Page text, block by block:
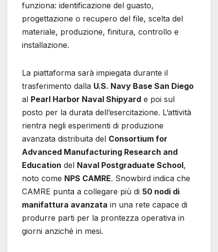
funziona: identificazione del guasto,
progettazione o recupero del file, scelta del
materiale, produzione, finitura, controllo e
installazione.
La piattaforma sarà impiegata durante il
trasferimento dalla U.S. Navy Base San Diego
al Pearl Harbor Naval Shipyard e poi sul
posto per la durata dell’esercitazione. L’attività
rientra negli esperimenti di produzione
avanzata distribuita del Consortium for
Advanced Manufacturing Research and
Education del Naval Postgraduate School,
noto come NPS CAMRE. Snowbird indica che
CAMRE punta a collegare più di 50 nodi di
manifattura avanzata in una rete capace di
produrre parti per la prontezza operativa in
giorni anziché in mesi.